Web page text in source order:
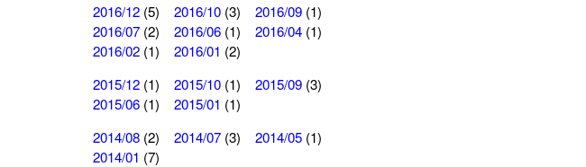
2016/12 (5) 2016/10 (3) 2016/09 (1)
2016/07 (2) 2016/06 (1) 2016/04 (1)
2016/02 (1) 2016/01 (2)
2015/12 (1) 2015/10 (1) 2015/09 (3)
2015/06 (1) 2015/01 (1)
2014/08 (2) 2014/07 (3) 2014/05 (1)
2014/01 (7)